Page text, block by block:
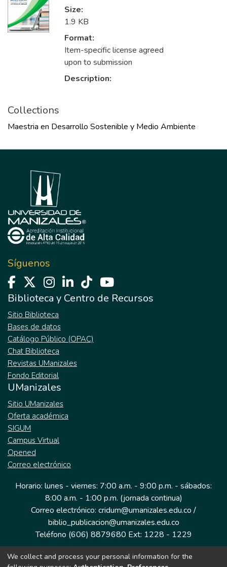
Size:
1.9 KB
Format:
Item-specific license agreed
upon to submission
Description:
Collections
Maestria en Desarrollo Sostenible y Medio Ambiente
Síguenos
Biblioteca y Centro de Recursos
Sitio Biblioteca
Bases de datos
Catálogo Público (OPAC)
Chat Biblioteca
Revistas UManizales
Fondo Editorial
UManizales
Sitio UManizales
Oferta académica
SIGUM
Campus Virtual
Opened
Correo electrónico
Horario: lunes - viernes: 7:00 a.m. - 9:00 p.m. - sábados:
8:00 a.m. - 1:00 p.m. (jornada continua)
Correo electrónico: cridum@umanizales.edu.co /
biblio_publicacion@umanizales.edu.co
Teléfono (606) 8879680 Ext: 1228 - 1229
Dirección: Cra 9 a # 19-03 Edificio histórico, piso 1
We collect and process your personal information for the